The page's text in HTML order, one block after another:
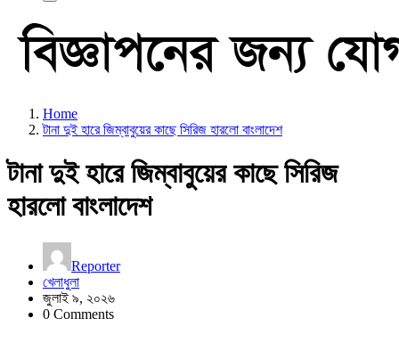
Home
টানা দুই হারে জিম্বাবুয়ের কাছে সিরিজ হারলো বাংলাদেশ
টানা দুই হারে জিম্বাবুয়ের কাছে সিরিজ
হারলো বাংলাদেশ
Reporter
খেলাধুলা
জুলাই ৯, ২০২৬
0 Comments